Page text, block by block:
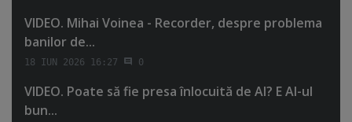
VIDEO. Mihai Voinea - Recorder, despre problema
banilor de...
18 IUN 2026 16:27 0
VIDEO. Poate să fie presa înlocuită de AI? E AI-ul
bun...